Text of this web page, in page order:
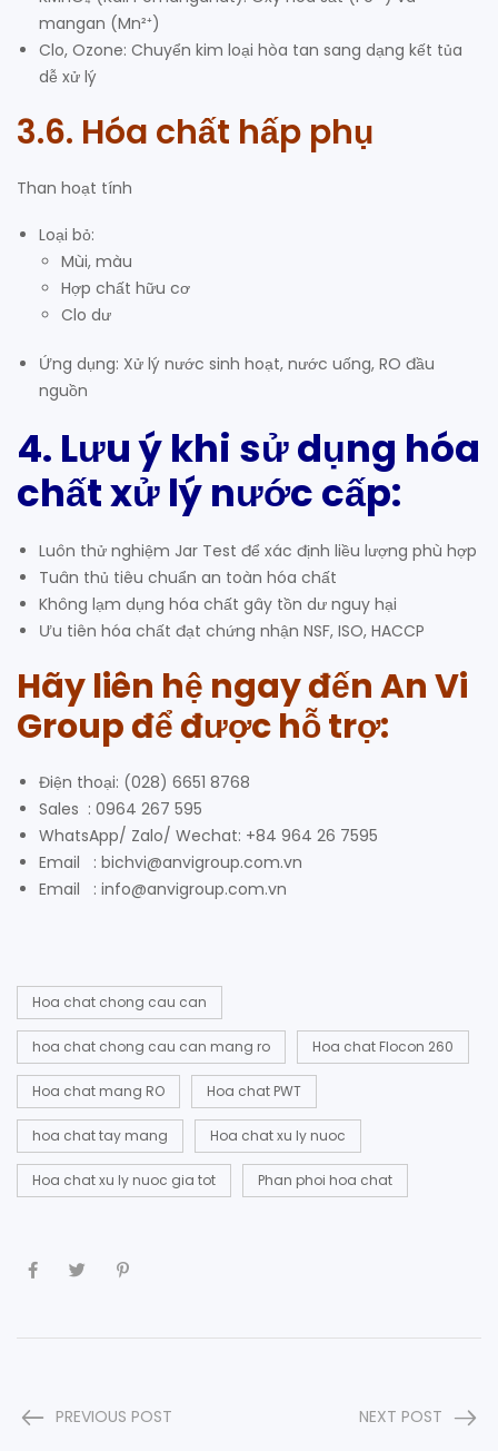
mangan (Mn²⁺)
Clo, Ozone: Chuyển kim loại hòa tan sang dạng kết tủa
dễ xử lý
3.6. Hóa chất hấp phụ
Than hoạt tính
Loại bỏ:
Mùi, màu
Hợp chất hữu cơ
Clo dư
Ứng dụng: Xử lý nước sinh hoạt, nước uống, RO đầu
nguồn
4. Lưu ý khi sử dụng hóa
chất xử lý nước cấp:
Luôn thử nghiệm Jar Test để xác định liều lượng phù hợp
Tuân thủ tiêu chuẩn an toàn hóa chất
Không lạm dụng hóa chất gây tồn dư nguy hại
Ưu tiên hóa chất đạt chứng nhận NSF, ISO, HACCP
Hãy liên hệ ngay đếnAn Vi
Groupđể được hỗ trợ:
Điện thoại: (028) 6651 8768
Sales : 0964 267 595
WhatsApp/ Zalo/ Wechat: +84 964 26 7595
Email : bichvi@anvigroup.com.vn
Email : info@anvigroup.com.vn
Hoa chat chong cau can
hoa chat chong cau can mang ro Hoa chat Flocon 260
Hoa chat mang RO Hoa chat PWT
hoa chat tay mang Hoa chat xu ly nuoc
Hoa chat xu ly nuoc gia tot Phan phoi hoa chat
PREVIOUS POST NEXT POST